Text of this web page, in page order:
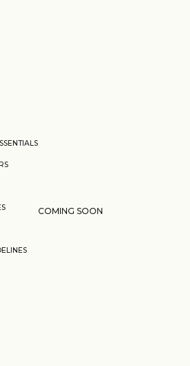
COMING SOON